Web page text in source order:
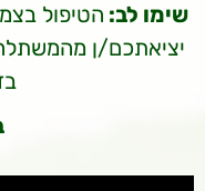
שימו לב: הטיפול
יציאתכם/ן מהמשתלה